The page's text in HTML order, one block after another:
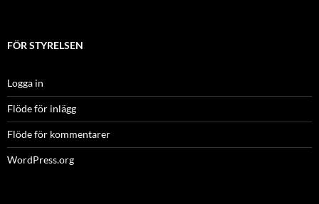
FÖR STYRELSEN
Logga in
Flöde för inlägg
Flöde för kommentarer
WordPress.org